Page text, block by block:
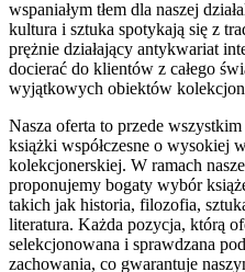
wspaniałym tłem dla naszej
kultura i sztuka spotykają się z
prężnie działający antykwariat
docierać do klientów z całego
wyjątkowych obiektów
Nasza oferta to przede
książki współczesne o wysokiej
kolekcjonerskiej. W ramach
proponujemy bogaty wybór
takich jak historia, filozofia,
literatura. Każda pozycja, którą
selekcjonowana i sprawdzana
zachowania, co gwarantuje